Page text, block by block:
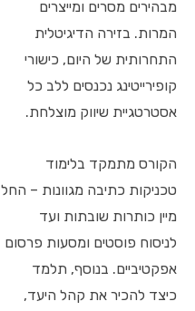
מבהירים מסרים ומייצרים
המרות. בזירה הדיגיטלית
התחרותית של היום, כישורי
קופירייטינג נכנסים ללב כל
אסטרטגיית שיווק מוצלחת.
הקורס מתמקד בלימוד
טכניקות כתיבה מגוונות – החל
מיין כותרות שובתות ועד
לניסוח פוסטים ומסעות פרסום
אפקטיביים. בנוסף, תלמד
כיצד להכיר את קהל היעד,